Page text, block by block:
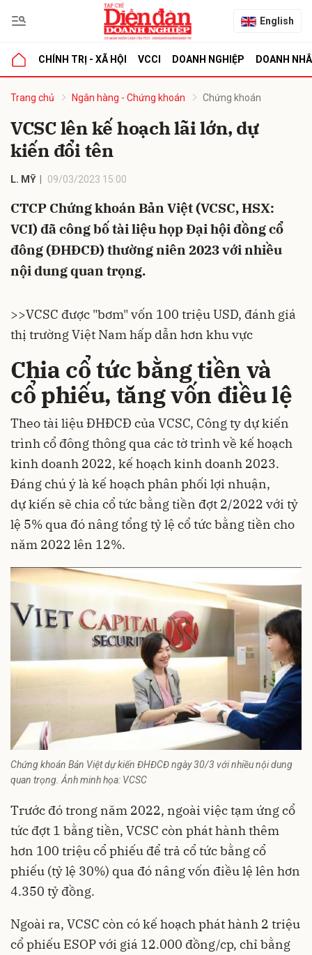
English
CHÍNH TRỊ - XÃ HỘI VCCI DOANH NGHIỆP DOANH
Trang chủ Ngân hàng - Chứng khoán Chứng khoán
VCSC lên kế hoạch lãi lớn, dự
kiến đổi tên
L. MỸ 09/03/2023 15:00
CTCP Chứng khoán Bản Việt (VCSC, HSX:
VCI) đã công bố tài liệu họp Đại hội đồng cổ
đông (ĐHĐCĐ) thường niên 2023 với nhiều
nội dung quan trọng.
>>VCSC được "bơm" vốn 100 triệu USD, đánh giá
thị trường Việt Nam hấp dẫn hơn khu vực
Chia cổ tức bằng tiền và
cổ phiếu, tăng vốn điều lệ
Theo tài liệu ĐHĐCĐ của VCSC, Công ty dự kiến
trình cổ đông thông qua các tờ trình về kế hoạch
kinh doanh 2022, kế hoạch kinh doanh 2023.
Đáng chú ý là kế hoạch phân phối lợi nhuận,
dự kiến sẽ chia cổ tức bằng tiền đợt 2/2022 với tỷ
lệ 5% qua đó nâng tổng tỷ lệ cổ tức bằng tiền cho
năm 2022 lên 12%.
Chứng khoán Bản Việt dự kiến ĐHĐCĐ ngày 30/3 với nhiều nội dung
quan trọng. Ảnh minh họa: VCSC
Trước đó trong năm 2022, ngoài việc tạm ứng cổ
tức đợt 1 bằng tiền, VCSC còn phát hành thêm
hơn 100 triệu cổ phiếu để trả cổ tức bằng cổ
phiếu (tỷ lệ 30%) qua đó nâng vốn điều lệ lên hơn
4.350 tỷ đồng.
Ngoài ra, VCSC còn có kế hoạch phát hành 2 triệu
cổ phiếu ESOP với giá 12.000 đồng/cp, chỉ bằng
luận
Hủy